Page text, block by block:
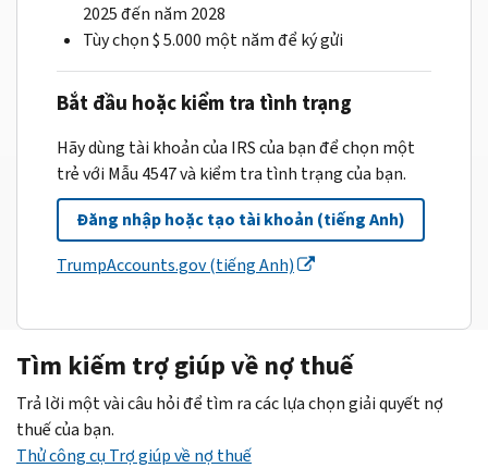
2025 đến năm 2028
Tùy chọn $ 5.000 một năm để ký gửi
Bắt đầu hoặc kiểm tra tình trạng
Hãy dùng tài khoản của IRS của bạn để chọn một
trẻ với Mẫu 4547 và kiểm tra tình trạng của bạn.
Đăng nhập hoặc tạo tài khoản (tiếng Anh)
TrumpAccounts.gov (tiếng Anh)
Tìm kiếm trợ giúp về nợ thuế
Trả lời một vài câu hỏi để tìm ra các lựa chọn giải quyết nợ
thuế của bạn.
Thử công cụ Trợ giúp về nợ thuế